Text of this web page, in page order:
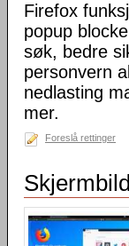
Firefox
popup
søk, bedre
personvern
nedlasting
mer.
Foreslå rettinger